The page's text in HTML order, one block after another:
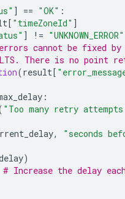
] == "OK" :
[ "timeZoneId" ]
] != "UNKNOWN_ERROR"
cannot be fixed by
There is no point
(result[
:
"Too many retry
, "seconds
)
# Increase the delay